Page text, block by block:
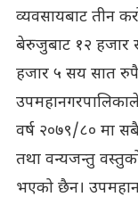
व्यवसायबाट तीन
बेरुजुबाट १२ हजार
हजार ५ सय सात
वर्ष २०७९/८० मा
तथा वन्यजन्तु
भएको छैन।